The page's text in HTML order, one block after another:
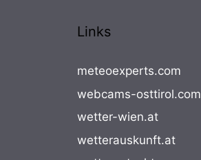
Links
meteoexperts.com
webcams-osttirol.com
wetter-wien.at
wetterauskunft.at